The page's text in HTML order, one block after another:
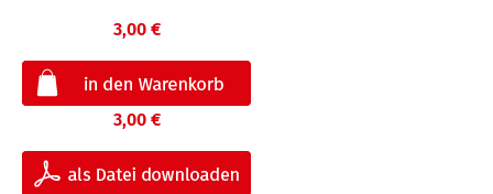
3,00 €
3,00 €